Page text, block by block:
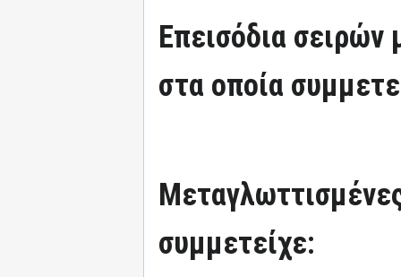
Επεισόδια
στα οποία
συμμετείχε: